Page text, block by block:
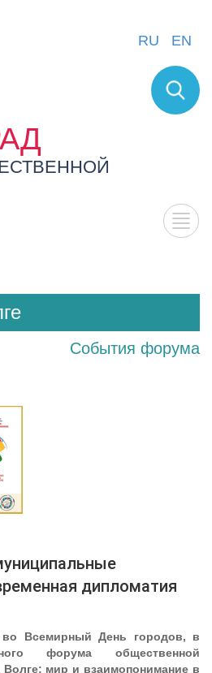
RU EN
События форума
дипломатия
во Всемирный День городов, в
форума общественной
мир и взаимопонимание в